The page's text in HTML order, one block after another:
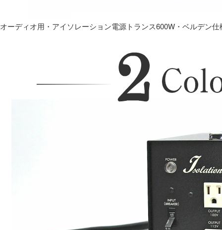
オーディオ用・アイソレーション電源トランス600W・ベルデン仕